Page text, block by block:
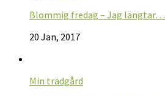
Blommig fredag – Jag längtar…
20 Jan, 2017
Min trädgård